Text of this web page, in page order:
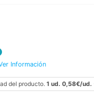
Información
del producto. 1 ud. 0,58€/ud.